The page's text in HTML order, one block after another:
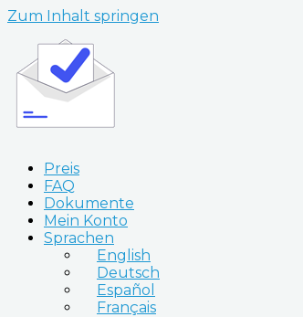
Zum Inhalt springen
Preis
FAQ
Dokumente
Mein Konto
Sprachen
English
Deutsch
Español
Français